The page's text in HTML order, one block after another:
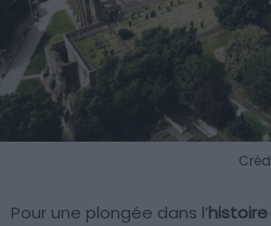
Pour une plongée dans l’